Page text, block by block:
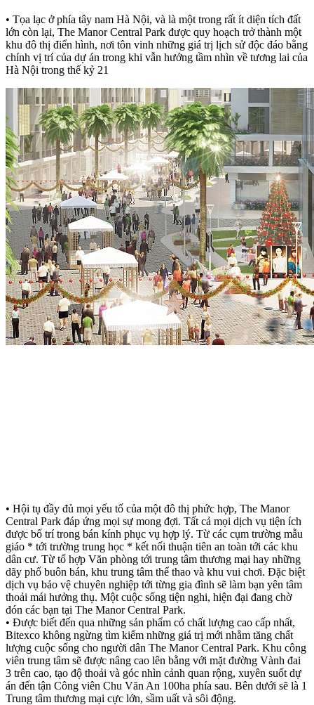
• Tọa lạc ở phía tây nam Hà Nội, và là một trong rất ít diện tích đất
lớn còn lại, The Manor Central Park được quy hoạch trở thành một
khu đô thị điển hình, nơi tôn vinh những giá trị lịch sử độc đáo bằng
chính vị trí của dự án trong khi vẫn hướng tầm nhìn về tương lai của
Hà Nội trong thế kỷ 21
• Hội tụ đầy đủ mọi yếu tố của một đô thị phức hợp, The Manor
Central Park đáp ứng mọi sự mong đợi. Tất cả mọi dịch vụ tiện ích
được bố trí trong bán kính phục vụ hợp lý. Từ các cụm trường mẫu
giáo * tới trường trung học * kết nối thuận tiên an toàn tới các khu
dân cư. Từ tổ hợp Văn phòng tới trung tâm thương mại hay những
dãy phố buôn bán, khu trung tâm thể thao và khu vui chơi. Đặc biệt
dịch vụ bảo vệ chuyên nghiệp tới từng gia đình sẽ làm bạn yên tâm
thoải mái hưởng thụ. Một cuộc sống tiện nghi, hiện đại đang chờ
đón các bạn tại The Manor Central Park.
• Được biết đến qua những sản phẩm có chất lượng cao cấp nhất,
Bitexco không ngừng tìm kiếm những giá trị mới nhằm tăng chất
lượng cuộc sống cho người dân The Manor Central Park. Khu công
viên trung tâm sẽ được nâng cao lên bằng với mặt đường Vành đai
3 trên cao, tạo độ thoải và góc nhìn cảnh quan rộng, xuyên suốt dự
án đến tận Công viên Chu Văn An 100ha phía sau. Bên dưới sẽ là 1
Trung tâm thương mại cực lớn, sầm uất và sôi động.